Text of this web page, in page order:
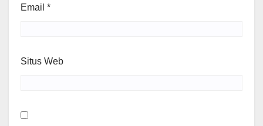
Email *
Situs Web